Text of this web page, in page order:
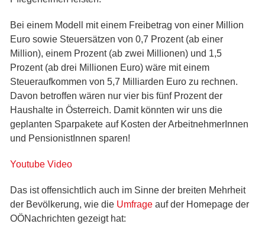
Bei einem Modell mit einem Freibetrag von einer Million
Euro sowie Steuersätzen von 0,7 Prozent (ab einer
Million), einem Prozent (ab zwei Millionen) und 1,5
Prozent (ab drei Millionen Euro) wäre mit einem
Steueraufkommen von 5,7 Milliarden Euro zu rechnen.
Davon betroffen wären nur vier bis fünf Prozent der
Haushalte in Österreich. Damit könnten wir uns die
geplanten Sparpakete auf Kosten der ArbeitnehmerInnen
und PensionistInnen sparen!
Youtube Video
Das ist offensichtlich auch im Sinne der breiten Mehrheit
der Bevölkerung, wie die Umfrageauf der Homepage der
OÖNachrichten gezeigt hat: